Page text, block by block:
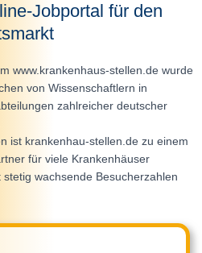
Jobportal für den
www.krankenhaus-stellen.de wurde
von Wissenschaftlern in
zahlreicher deutscher
ist krankenhau-stellen.de zu einem
für viele Krankenhäuser
wachsende Besucherzahlen